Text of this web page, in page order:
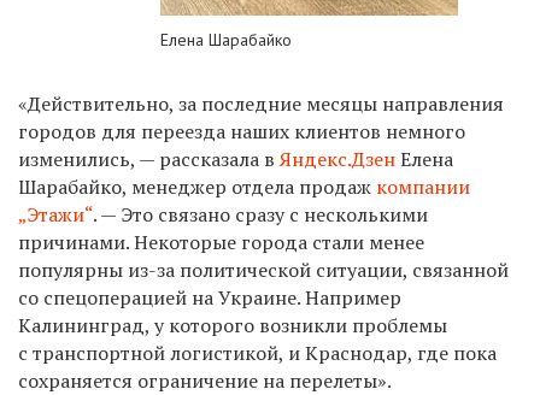
Елена Шарабайко
«Действительно, за последние месяцы направления
городов для переезда наших клиентов немного
изменились, — рассказала вЯндекс.ДзенЕлена
Шарабайко, менеджер отдела продаж компании
„Этажи“. — Это связано сразу с несколькими
причинами. Некоторые города стали менее
популярны из-за политической ситуации, связанной
со спецоперацией на Украине. Например
Калининград, у которого возникли проблемы
с транспортной логистикой, и Краснодар, где пока
сохраняется ограничение на перелеты».